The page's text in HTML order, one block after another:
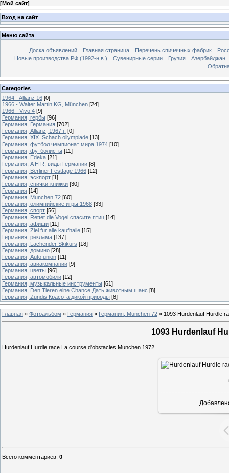
[Мой сайт]
Вход на сайт
Меню сайта
Доска объявлений Главная страница Перечень спичечных фабрик
Новые производства РФ (1992-н.в.)
Сувенирные серии Грузия
Азербайджан
Categories
1964 - Allianz 16 [0]
1966 - Walter Martin KG, München [24]
1966 - Vivo 4 [9]
Германия, гербы [96]
Германия, Германия [702]
Германия, Allianz, 1967 г. [0]
Германия, XIX. Schach oliympiade [13]
Германия, футбол чемпионат мира 1974 [10]
Германия, футболисты [11]
Германия, Edeka [21]
Германия, A H R, виды Германии [8]
Германия, Berliner Festtage 1966 [12]
Германия, эскпорт [1]
Германия, спички-книжки [30]
Германия [14]
Германия, Munchen 72 [60]
Германия, олимпийские игры 1968 [33]
Германия, спорт [56]
Германия, Rettet die Vogel спасите птиц [14]
Германия, афиши [11]
Германия, Ziel fur alle kaufhalle [15]
Германия, реклама [137]
Германия, Lachender Skikurs [18]
Германия, домино [28]
Германия, Auto union [11]
Германия, авиакомпании [9]
Германия, цветы [96]
Германия, автомобили [12]
Германия, музыкальные инструменты [61]
Германия, Den Tieren eine Chance Дать животным шанс [8]
Германия, Zundis Красота дикой природы [8]
Главная » Фотоальбом » Германия » Германия, Munchen 72 » 1093 Hurdenlauf Hurdle
1093 Hurdenlauf
Hurdenlauf Hurdle race La course d'obstacles Munchen 1972
Всего комментариев: 0